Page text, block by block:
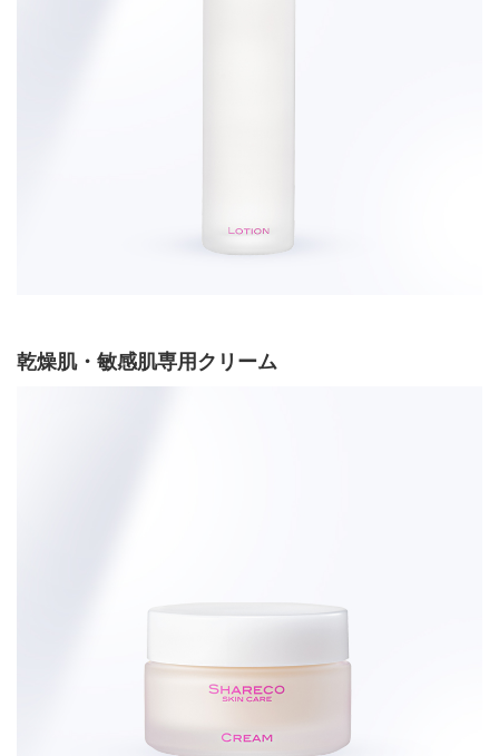
乾燥肌・敏感肌専用クリーム